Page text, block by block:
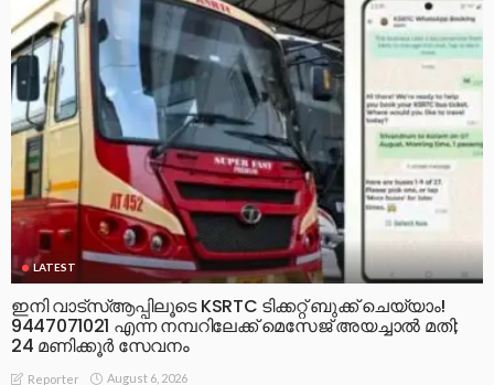
LATEST
ഇനി വാട്‌സ്ആപ്പിലൂടെ KSRTC ടിക്കറ്റ് ബുക്ക് ചെയ്യാം!
9447071021 എന്ന നമ്പറിലേക്ക് മെസേജ് അയച്ചാൽ മതി;
24 മണിക്കൂർ സേവനം
Reporter August 6, 2026